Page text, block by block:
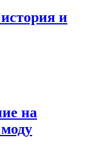
и
на